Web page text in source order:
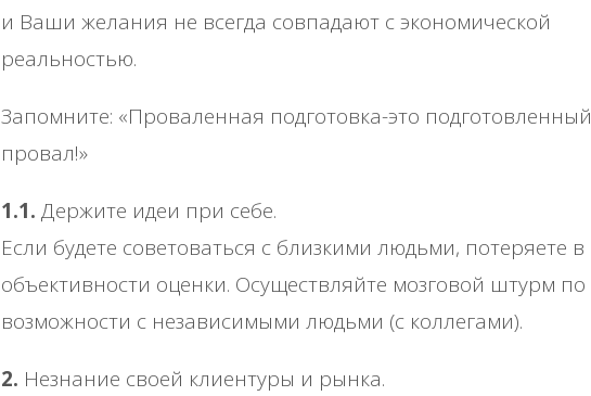
и Ваши желания не всегда совпадают с экономической
реальностью.
Запомните: «Проваленная подготовка-это подготовленный
провал!»
1.1. Держите идеи при себе.
Если будете советоваться с близкими людьми, потеряете в
объективности оценки. Осуществляйте мозговой штурм по
возможности с независимыми людьми (с коллегами).
2. Незнание своей клиентуры и рынка.